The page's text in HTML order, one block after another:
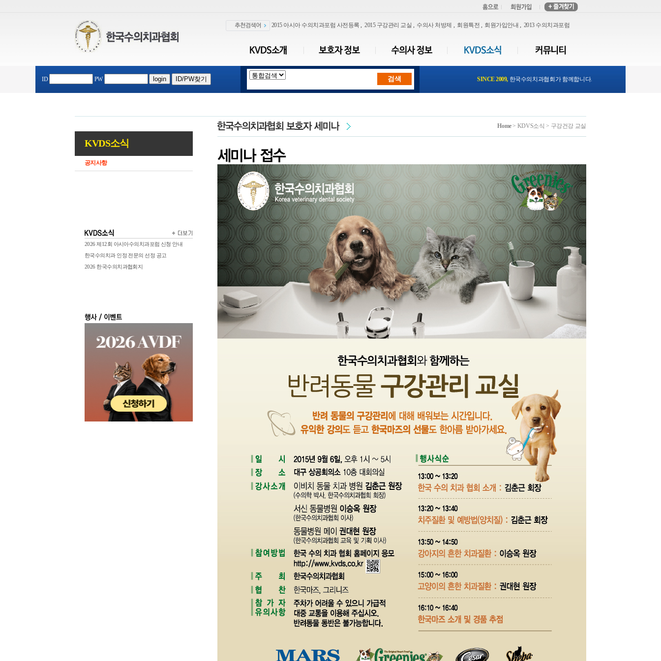
2015 아시아 수의치과포럼 사전등록 ,2015 구강관리 교실 수의사 처방제 회원특전 회원가입안내 2013 수의치과포럼
ID PW SINCE 2009,한국수의치과협회가 함께합니다.
KVDS소식
공지사항
2026 제12회 아시아수의치과포럼 신청 안내
한국수의치과 인정 전문의 선정 공고
2026 한국수의치과협회지
Home> KDVS소식 > 구강건강 교실